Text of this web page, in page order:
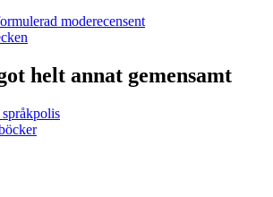
moderecensent
helt annat gemensamt